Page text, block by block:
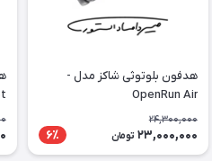
هدفون بلوتوثی شاکز مدل -
OpenRun Air
24,300,000
23,000,000 تومان 6٪